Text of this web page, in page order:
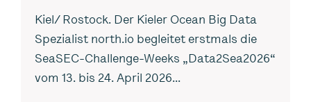
Kiel/ Rostock. Der Kieler Ocean Big Data
Spezialist north.io begleitet erstmals die
SeaSEC-Challenge-Weeks „Data2Sea2026“
vom 13. bis 24. April 2026...